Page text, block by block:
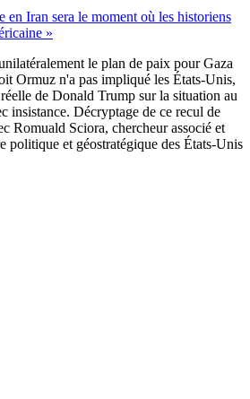
en Iran sera le moment où les historiens
»
le plan de paix pour Gaza
Ormuz n'a pas impliqué les États-Unis,
de Donald Trump sur la situation au
insistance. Décryptage de ce recul de
Romuald Sciora, chercheur associé et
politique et géostratégique des États-Unis